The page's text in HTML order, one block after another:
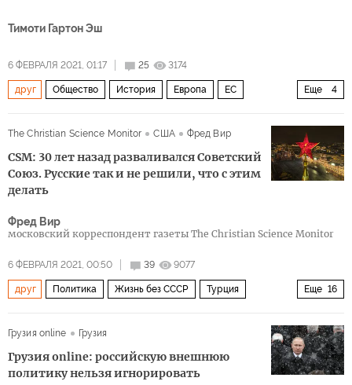
Тимоти Гартон Эш
6 ФЕВРАЛЯ 2021, 01:17 25 3174
Еще 4
друг Общество История Европа ЕС
The Christian Science Monitor
США Фред Вир
CSM: 30 лет назад разваливался Советский
Союз. Русские так и не решили, что с этим
делать
Фред Вир
московский корреспондент газеты The Christian Science Monitor
6 ФЕВРАЛЯ 2021, 00:50 39 9077
Еще 16
друг Политика Жизнь без СССР Турция
Борис Ельцин Станислав Шушкевич
Грузия online Грузия
Грузия online: российскую внешнюю
политику нельзя игнорировать